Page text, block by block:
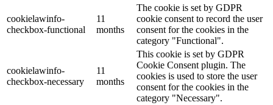
cookielawinfo-
checkbox-functional
11
months
The cookie is set by GDPR
cookie consent to record the user
consent for the cookies in the
category "Functional".
cookielawinfo-
checkbox-necessary
11
months
This cookie is set by GDPR
Cookie Consent plugin. The
cookies is used to store the user
consent for the cookies in the
category "Necessary".